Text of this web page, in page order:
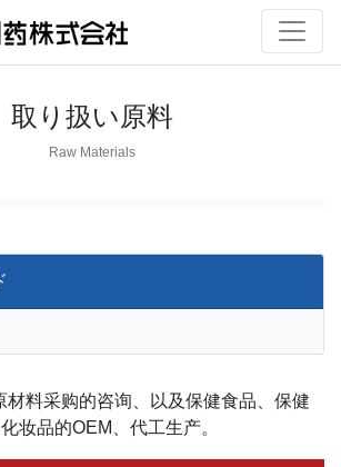
取り扱い原料
Raw Materials
材料采购的咨询、以及保健食品、保健
妆品的OEM、代工生产。